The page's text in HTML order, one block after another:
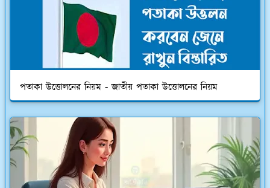
পতাকা উত্তোলনের নিয়ম - জাতীয় পতাকা উত্তোলনের নিয়ম